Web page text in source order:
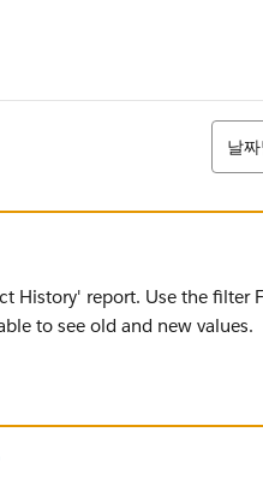
정렬
날
History' report. Use the filter
to see old and new values.